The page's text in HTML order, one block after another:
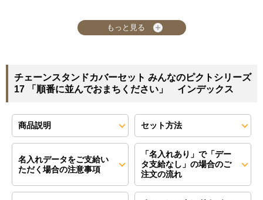
もっと見る
チェーンスタンドカバーセット みんなのピクトシリーズ
17 「順番に並んでおまちください」 インデックス
商品説明 セット方法
名入れデータをご支給い
ただく場合の注意事項
「名入れあり」で「デー
タ支給なし」の場合のご
注文の流れ